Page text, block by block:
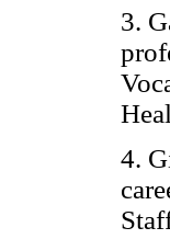
3.
4.